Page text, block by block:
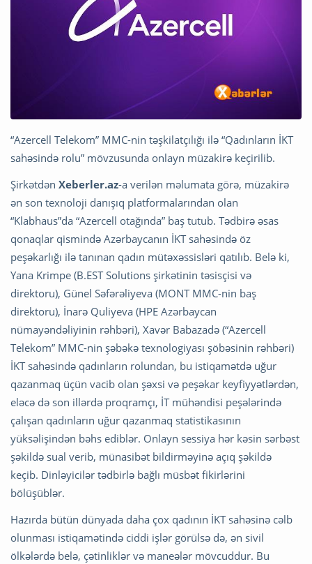
“Azercell Telekom” MMC-nin təşkilatçılığı ilə “Qadınların İKT
sahəsində rolu” mövzusunda onlayn müzakirə keçirilib.
Şirkətdən Xeberler.az-a verilən məlumata görə, müzakirə
ən son texnoloji danışıq platformalarından olan
“Klabhaus”da “Azercell otağında” baş tutub. Tədbirə əsas
qonaqlar qismində Azərbaycanın İKT sahəsində öz
peşəkarlığı ilə tanınan qadın mütəxəssisləri qatılıb. Belə ki,
Yana Krimpe (B.EST Solutions şirkətinin təsisçisi və
direktoru), Günel Səfərəliyeva (MONT MMC-nin baş
direktoru), İnarə Quliyeva (HPE Azərbaycan
nümayəndəliyinin rəhbəri), Xavər Babazadə (“Azercell
Telekom” MMC-nin şəbəkə texnologiyası şöbəsinin rəhbəri)
İKT sahəsində qadınların rolundan, bu istiqamətdə uğur
qazanmaq üçün vacib olan şəxsi və peşəkar keyfiyyətlərdən,
eləcə də son illərdə proqramçı, İT mühəndisi peşələrində
çalışan qadınların uğur qazanmaq statistikasının
yüksəlişindən bəhs ediblər. Onlayn sessiya hər kəsin sərbəst
şəkildə sual verib, münasibət bildirməyinə açıq şəkildə
keçib. Dinləyicilər tədbirlə bağlı müsbət fikirlərini
bölüşüblər.
Hazırda bütün dünyada daha çox qadının İKT sahəsinə cəlb
olunması istiqamətində ciddi işlər görülsə də, ən sivil
ölkələrdə belə, çətinliklər və maneələr mövcuddur. Bu